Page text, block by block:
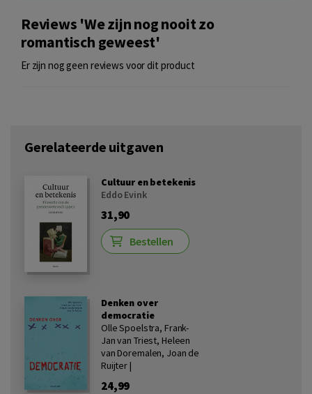
Reviews 'We zijn nog nooit zo
romantisch geweest'
Er zijn nog geen reviews voor dit product
Gerelateerde uitgaven
Cultuur en betekenis
Eddo Evink
31,90
Bestellen
Denken over
democratie
Olle Spoelstra, Frank-
Jan van Triest, Heleen
van Doremalen, Joan de
Ruijter |
24,99